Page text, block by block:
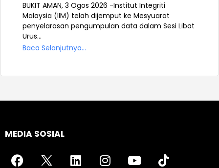
BUKIT AMAN, 3 Ogos 2026 -Institut Integriti
Malaysia (IIM) telah dijemput ke Mesyuarat
penyelarasan pengumpulan data dalam Sesi Libat
Urus...
Baca Selanjutnya...
MEDIA SOSIAL